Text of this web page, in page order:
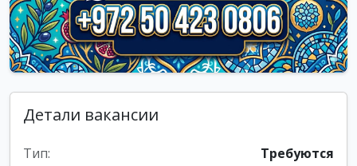
Детали вакансии
Тип:
Требуются